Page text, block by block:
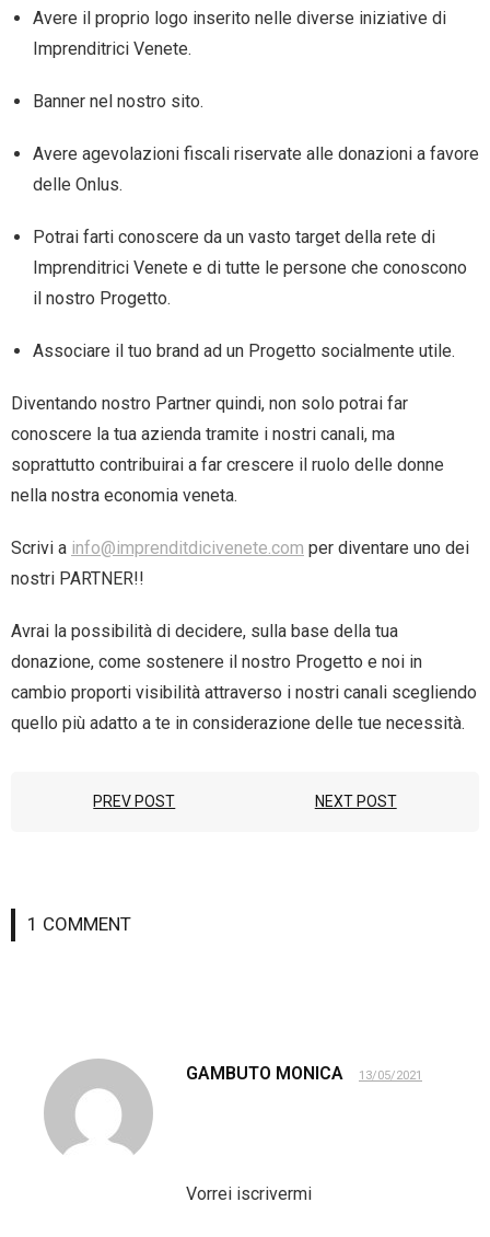
Avere il proprio logo inserito nelle diverse iniziative di
Imprenditrici Venete.
Banner nel nostro sito.
Avere agevolazioni fiscali riservate alle donazioni a favore
delle Onlus.
Potrai farti conoscere da un vasto target della rete di
Imprenditrici Venete e di tutte le persone che conoscono
il nostro Progetto.
Associare il tuo brand ad un Progetto socialmente utile.
Diventando nostro Partner quindi, non solo potrai far
conoscere la tua azienda tramite i nostri canali, ma
soprattutto contribuirai a far crescere il ruolo delle donne
nella nostra economia veneta.
Scrivi a info@imprenditdicivenete.com per diventare uno dei
nostri PARTNER!!
Avrai la possibilità di decidere, sulla base della tua
donazione, come sostenere il nostro Progetto e noi in
cambio proporti visibilità attraverso i nostri canali scegliendo
quello più adatto a te in considerazione delle tue necessità.
PREV POST NEXT POST
1 COMMENT
GAMBUTO MONICA 13/05/2021
Vorrei iscrivermi